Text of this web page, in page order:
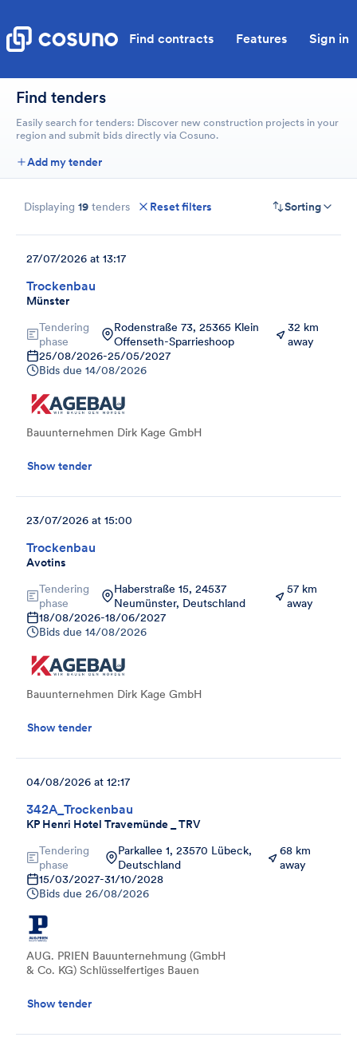
Find contracts Features Sign in
Find tenders
Easily search for tenders: Discover new construction projects in your
region and submit bids directly via Cosuno.
Add my tender
Displaying 19 tenders Reset filters Sorting
Trockenbau
Münster
27/07/2026 at 13:17
Tendering
phase
Rodenstraße 73, 25365 Klein
Offenseth-Sparrieshoop
32 km
away
25/08/2026-25/05/2027
Bids due 14/08/2026
Bauunternehmen Dirk Kage GmbH
Show tender
Trockenbau
Avotins
23/07/2026 at 15:00
Tendering
phase
Haberstraße 15, 24537
Neumünster, Deutschland
57 km
away
18/08/2026-18/06/2027
Bids due 14/08/2026
Bauunternehmen Dirk Kage GmbH
Show tender
342A_Trockenbau
KP Henri Hotel Travemünde _ TRV
04/08/2026 at 12:17
Tendering
phase
Parkallee 1, 23570 Lübeck,
Deutschland
68 km
away
15/03/2027-31/10/2028
Bids due 26/08/2026
AUG. PRIEN Bauunternehmung (GmbH
& Co. KG) Schlüsselfertiges Bauen
Show tender